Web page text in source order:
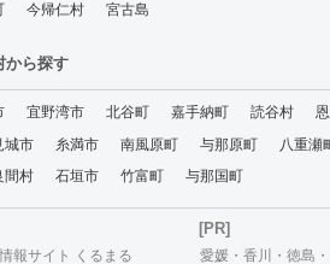
今帰仁村 宮古島
から探す
宜野湾市 北谷町 嘉手納町 読谷村
城市 糸満市 南風原町 与那原町 八重瀬
間村 石垣市 竹富町 与那国町
報サイト くるまる
[PR]
愛媛・香川・徳島